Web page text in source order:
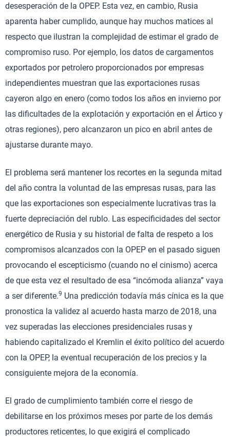
desesperación de la OPEP. Esta vez, en cambio, Rusia
aparenta haber cumplido, aunque hay muchos matices al
respecto que ilustran la complejidad de estimar el grado de
compromiso ruso. Por ejemplo, los datos de cargamentos
exportados por petrolero proporcionados por empresas
independientes muestran que las exportaciones rusas
cayeron algo en enero (como todos los años en invierno por
las dificultades de la explotación y exportación en el Ártico y
otras regiones), pero alcanzaron un pico en abril antes de
ajustarse durante mayo.
El problema será mantener los recortes en la segunda mitad
del año contra la voluntad de las empresas rusas, para las
que las exportaciones son especialmente lucrativas tras la
fuerte depreciación del rublo. Las especificidades del sector
energético de Rusia y su historial de falta de respeto a los
compromisos alcanzados con la OPEP en el pasado siguen
provocando el escepticismo (cuando no el cinismo) acerca
de que esta vez el resultado de esa “incómoda alianza” vaya
a ser diferente.9 Una predicción todavía más cínica es la que
pronostica la validez al acuerdo hasta marzo de 2018, una
vez superadas las elecciones presidenciales rusas y
habiendo capitalizado el Kremlin el éxito político del acuerdo
con la OPEP, la eventual recuperación de los precios y la
consiguiente mejora de la economía.
El grado de cumplimiento también corre el riesgo de
debilitarse en los próximos meses por parte de los demás
productores reticentes, lo que exigirá el complicado